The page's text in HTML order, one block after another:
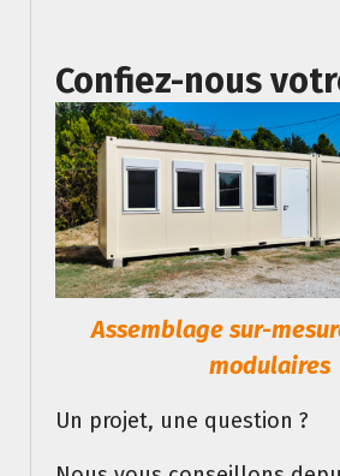
Confiez-nous
Assemblage sur-
modulaires
Un projet, une question ?